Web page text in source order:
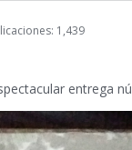
1,439
entrega